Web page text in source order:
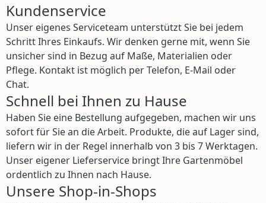
Kundenservice
Unser eigenes Serviceteam unterstützt Sie bei jedem
Schritt Ihres Einkaufs. Wir denken gerne mit, wenn Sie
unsicher sind in Bezug auf Maße, Materialien oder
Pflege. Kontakt ist möglich per Telefon, E-Mail oder
Chat.
Schnell bei Ihnen zu Hause
Haben Sie eine Bestellung aufgegeben, machen wir uns
sofort für Sie an die Arbeit. Produkte, die auf Lager sind,
liefern wir in der Regel innerhalb von 3 bis 7 Werktagen.
Unser eigener Lieferservice bringt Ihre Gartenmöbel
ordentlich zu Ihnen nach Hause.
Unsere Shop-in-Shops